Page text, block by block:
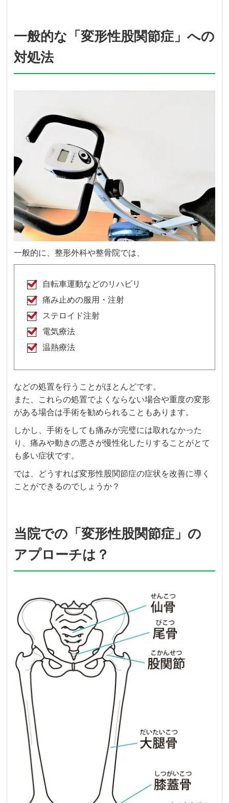
一般的な「変形性股関節症」への
対処法
一般的に、整形外科や整骨院では、
自転車運動などのリハビリ
痛み止めの服用・注射
ステロイド注射
電気療法
温熱療法
などの処置を行うことがほとんどです。
また、これらの処置でよくならない場合や重度の変形
がある場合は手術を勧められることもあります。
しかし、手術をしても痛みが完璧には取れなかった
り、痛みや動きの悪さが慢性化したりすることがとて
も多い症状です。
では、どうすれば変形性股関節症の症状を改善に導く
ことができるのでしょうか？
当院での「変形性股関節症」の
アプローチは？